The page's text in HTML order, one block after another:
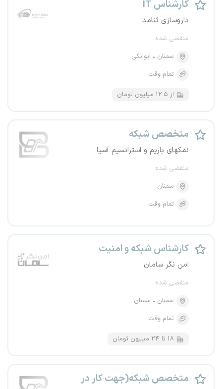
کارشناس IT
داروسازی ثنامد
منقضی شده
سمنان
ایوانکی
تمام وقت
از ۱۲.۵ میلیون تومان
متخصص شبکه
نمکهای باریم و استرانسیم آسیا
منقضی شده
سمنان
تمام وقت
کارشناس شبکه و امنیت
امن نگر سامان
منقضی شده
سمنان
سمنان
تمام وقت
۱۸ تا ۲۴ میلیون تومان
متخصص شبکه(جهت کار در